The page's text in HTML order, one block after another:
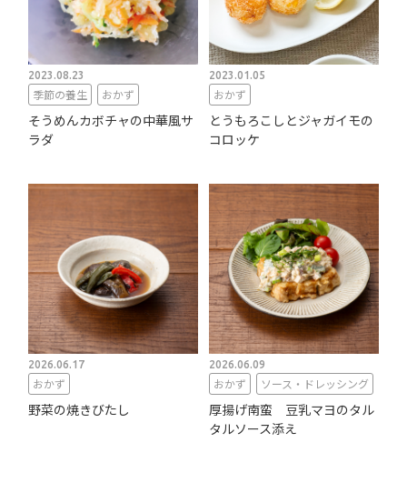
2023.08.23
季節の養生 おかず
そうめんカボチャの中華風サ
ラダ
2023.01.05
おかず
とうもろこしとジャガイモの
コロッケ
2026.06.17
おかず
野菜の焼きびたし
2026.06.09
おかず ソース・ドレッシング
厚揚げ南蛮 豆乳マヨのタル
タルソース添え